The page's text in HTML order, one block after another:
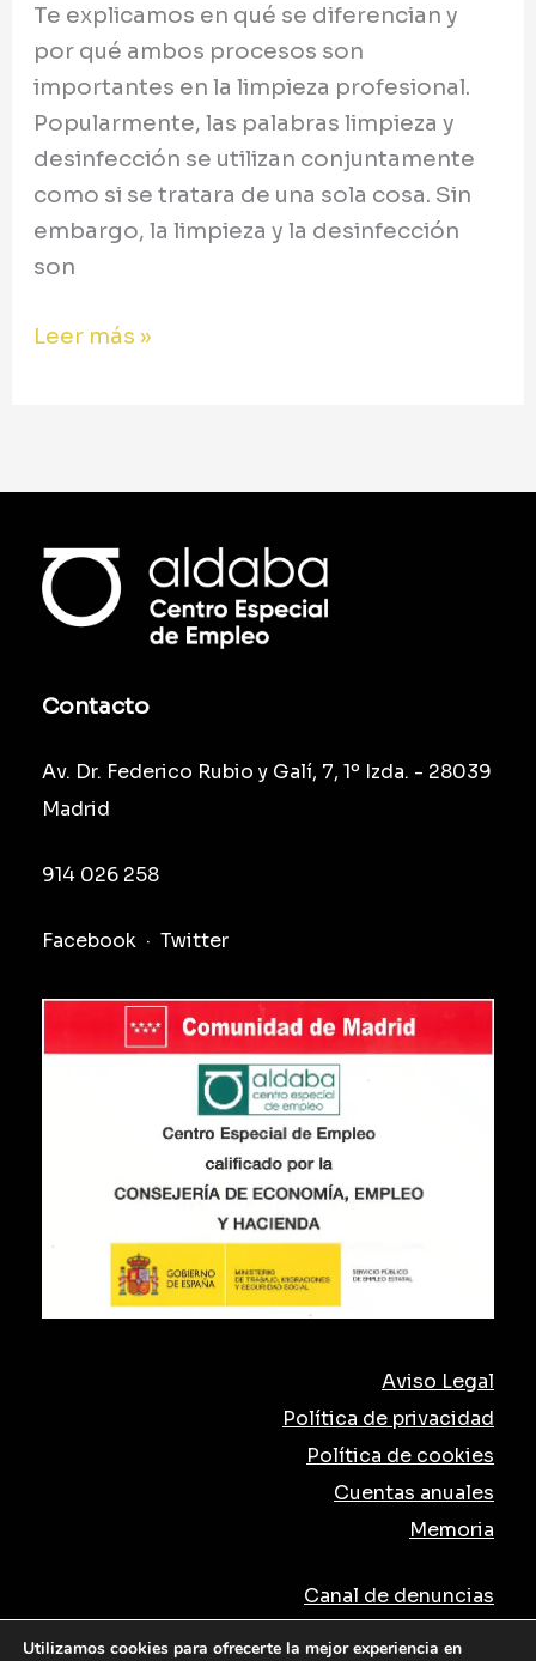
Te explicamos en qué se diferencian y
por qué ambos procesos son
importantes en la limpieza profesional.
Popularmente, las palabras limpieza y
desinfección se utilizan conjuntamente
como si se tratara de una sola cosa. Sin
embargo, la limpieza y la desinfección
son
Leer más »
Contacto
Av. Dr. Federico Rubio y Galí, 7, 1º Izda. - 28039
Madrid
914 026 258
Facebook · Twitter
Aviso Legal
Política de privacidad
Política de cookies
Cuentas anuales
Memoria
Canal de denuncias
Utilizamos cookies para ofrecerte la mejor experiencia en